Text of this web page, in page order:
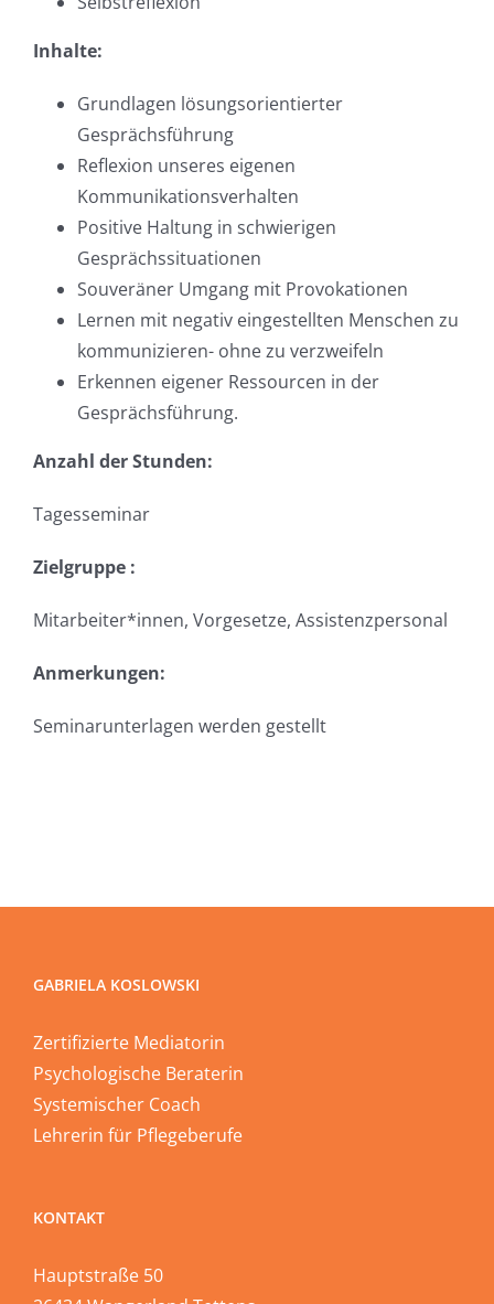
Inhalte:
Grundlagen lösungsorientierter
Gesprächsführung
Reflexion unseres eigenen
Kommunikationsverhalten
Positive Haltung in schwierigen
Gesprächssituationen
Souveräner Umgang mit Provokationen
Lernen mit negativ eingestellten Menschen zu
kommunizieren- ohne zu verzweifeln
Erkennen eigener Ressourcen in der
Gesprächsführung.
Anzahl der Stunden:
Tagesseminar
Zielgruppe :
Mitarbeiter*innen, Vorgesetze, Assistenzpersonal
Anmerkungen:
Seminarunterlagen werden gestellt
GABRIELA KOSLOWSKI
Zertifizierte Mediatorin
Psychologische Beraterin
Systemischer Coach
Lehrerin für Pflegeberufe
KONTAKT
Hauptstraße 50